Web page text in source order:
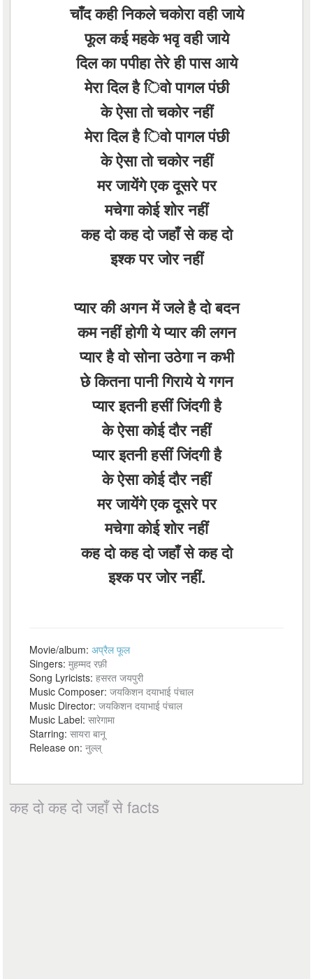
चाँद कही निकले चकोरा वही जाये
फूल कई महके भवृ वही जाये
दिल का पपीहा तेरे ही पास आये
मेरा दिल है िवो पागल पंछी
के ऐसा तो चकोर नहीं
मेरा दिल है िवो पागल पंछी
के ऐसा तो चकोर नहीं
मर जायेंगे एक दूसरे पर
मचेगा कोई शोर नहीं
कह दो कह दो जहाँ से कह दो
इश्क पर जोर नहीं
प्यार की अगन में जले है दो बदन
कम नहीं होगी ये प्यार की लगन
प्यार है वो सोना उठेगा न कभी
छे कितना पानी गिराये ये गगन
प्यार इतनी हसीं जिंदगी है
के ऐसा कोई दौर नहीं
प्यार इतनी हसीं जिंदगी है
के ऐसा कोई दौर नहीं
मर जायेंगे एक दूसरे पर
मचेगा कोई शोर नहीं
कह दो कह दो जहाँ से कह दो
इश्क पर जोर नहीं.
Movie/album:अप्रैल फूल
Singers:मुहम्मद रफ़ी
Song Lyricists:हसरत जयपुरी
Music Composer:जयकिशन दयाभाई पंचाल
Music Director:जयकिशन दयाभाई पंचाल
Music Label:सारेगामा
Starring:सायरा बानू
Release on:नुल्ल्
कह दो कह दो जहाँ से facts